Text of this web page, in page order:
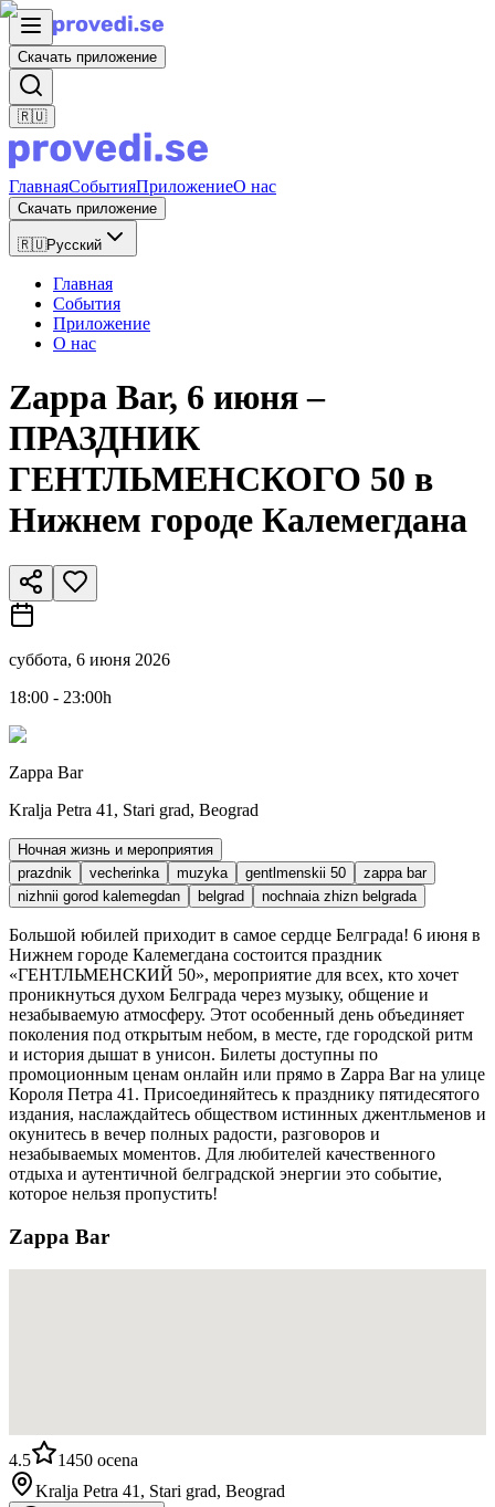
Скачать приложение
🇷🇺
ГлавнаяСобытияПриложениеО нас
Скачать приложение
🇷🇺Русский
Главная
События
Приложение
О нас
Zappa Bar, 6 июня –
ПРАЗДНИК
ГЕНТЛЬМЕНСКОГО 50 в
Нижнем городе Калемегдана
суббота, 6 июня 2026
18:00 - 23:00h
Zappa Bar
Kralja Petra 41, Stari grad, Beograd
Ночная жизнь и мероприятия
prazdnik
vecherinka muzyka gentlmenskii 50
zappa bar
nizhnii gorod kalemegdan
belgrad nochnaia zhizn belgrada
Большой юбилей приходит в самое сердце Белграда! 6 июня в
Нижнем городе Калемегдана состоится праздник
«ГЕНТЛЬМЕНСКИЙ 50», мероприятие для всех, кто хочет
проникнуться духом Белграда через музыку, общение и
незабываемую атмосферу. Этот особенный день объединяет
поколения под открытым небом, в месте, где городской ритм
и история дышат в унисон. Билеты доступны по
промоционным ценам онлайн или прямо в Zappa Bar на улице
Короля Петра 41. Присоединяйтесь к празднику пятидесятого
издания, наслаждайтесь обществом истинных джентльменов и
окунитесь в вечер полных радости, разговоров и
незабываемых моментов. Для любителей качественного
отдыха и аутентичной белградской энергии это событие,
которое нельзя пропустить!
Zappa Bar
4.5 1450 ocena
Kralja Petra 41, Stari grad, Beograd